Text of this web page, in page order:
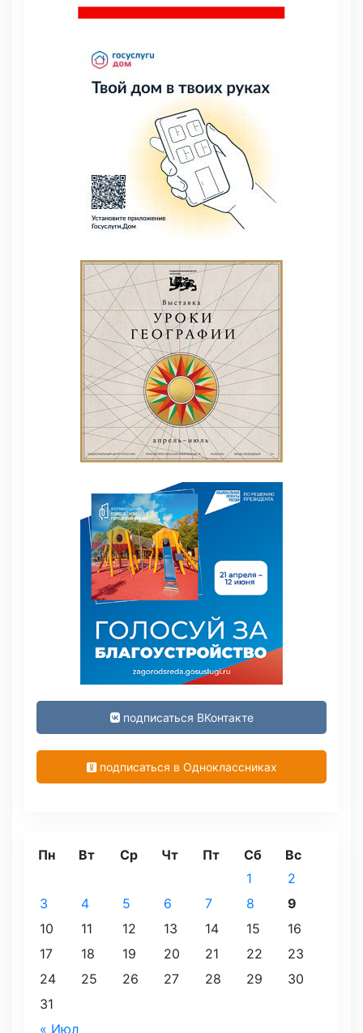
подписаться ВКонтакте
подписаться в Одноклассниках
Пн Вт Ср Чт Пт Сб Вс
« Июл
1
2
3
4 5 6 7 8
9
10
11 12 13 14 15
16
17
18 19 20 21 22
23
24
25 26 27 28 29
30
31